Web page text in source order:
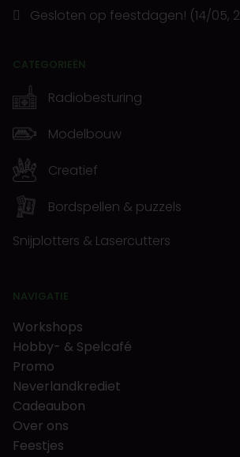
Gesloten op feestdagen! (14/05,
CATEGORIEËN
Radiobesturing
Modelbouw
Creatief
Bordspellen & puzzels
Snijplotters & Lasercutters
NAVIGATIE
Workshops
Hobby- & Spelcafé
Promo
Neverlandkrediet
Cadeaubon
Over ons
Feestjes